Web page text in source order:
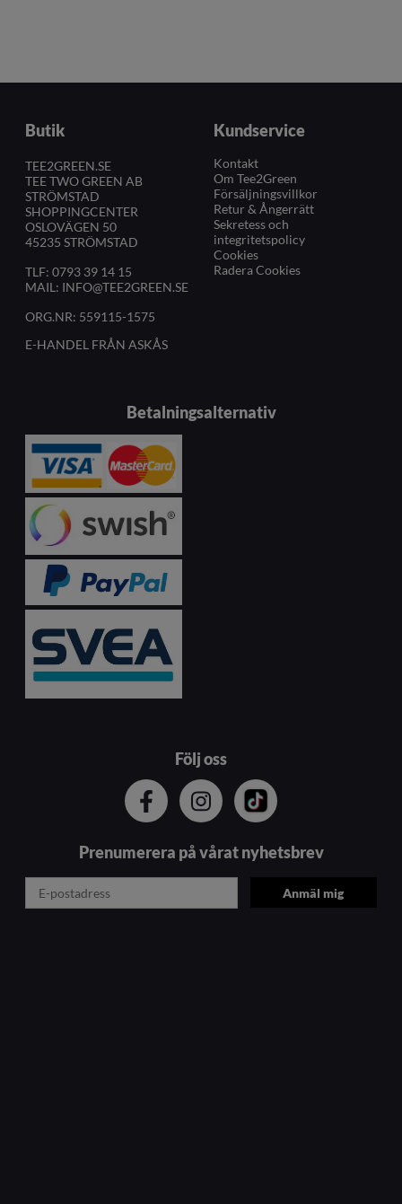
Butik
TEE2GREEN.SE
TEE TWO GREEN AB
STRÖMSTAD
SHOPPINGCENTER
OSLOVÄGEN 50
45235 STRÖMSTAD
TLF: 0793 39 14 15
MAIL: INFO@TEE2GREEN.SE
ORG.NR: 559115-1575
E-HANDEL FRÅN ASKÅS
Kundservice
Kontakt
Om Tee2Green
Försäljningsvillkor
Retur & Ångerrätt
Sekretess och
integritetspolicy
Cookies
Radera Cookies
Betalningsalternativ
Följ oss
Prenumerera på vårat nyhetsbrev